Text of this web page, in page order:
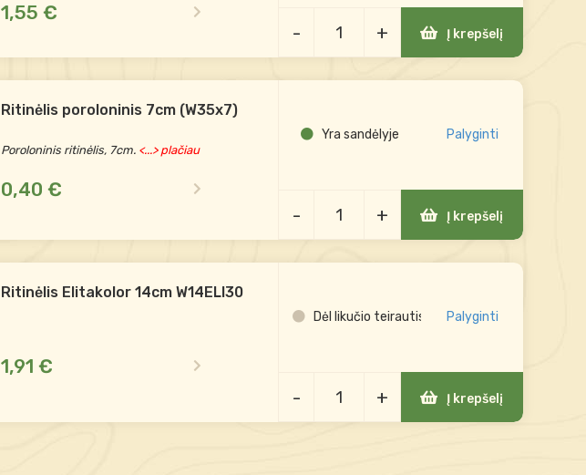
1,55 €
- + Į krepšelį
Ritinėlis poroloninis 7cm (W35x7)
Poroloninis ritinėlis, 7cm.<...> plačiau
0,40 €
Yra sandėlyje Palyginti
- + Į krepšelį
Ritinėlis Elitakolor 14cm W14ELI30
1,91 €
Dėl likučio teirautis Palyginti
- + Į krepšelį